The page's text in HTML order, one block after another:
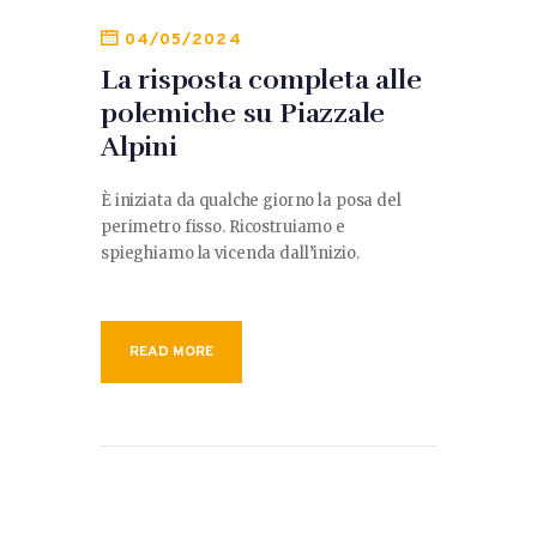
04/05/2024
La risposta completa alle
polemiche su Piazzale
Alpini
È iniziata da qualche giorno la posa del
perimetro fisso. Ricostruiamo e
spieghiamo la vicenda dall’inizio.
READ MORE